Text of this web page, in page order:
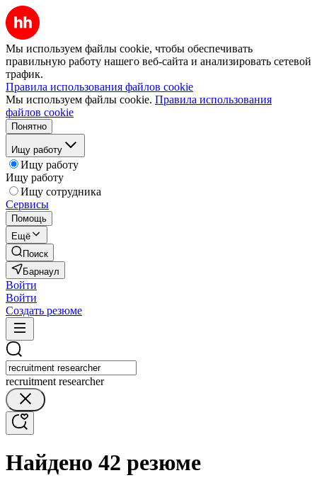
Мы используем файлы cookie, чтобы обеспечивать
правильную работу нашего веб-сайта и анализировать сетевой
трафик.
Правила использования файлов cookie
Мы используем файлы cookie. Правила использования
файлов cookie
Понятно
Ищу работу
Ищу работу
Ищу работу
Ищу сотрудника
Сервисы
Помощь
Ещё
Поиск
Барнаул
Войти
Войти
Создать резюме
recruitment researcher
Найдено 42 резюме